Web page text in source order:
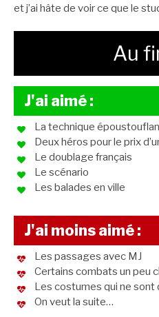
et j’ai hâte de voir ce que le
Au
J'ai aimé :
La technique
Deux héros pour le prix
Le doublage français
Le scénario
Les balades en ville
J'ai moins aimé :
Les passages avec MJ
Certains combats un peu
Les costumes qui ne
On veut la suite…